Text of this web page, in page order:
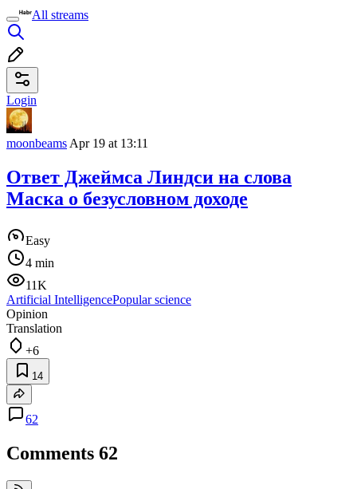
All streams
Login
moonbeams Apr 19 at 13:11
Ответ Джеймса Линдси на слова
Маска о безусловном доходе
Easy
4 min
11K
Artificial IntelligencePopular science
Opinion
Translation
+6
14
62
Comments 62